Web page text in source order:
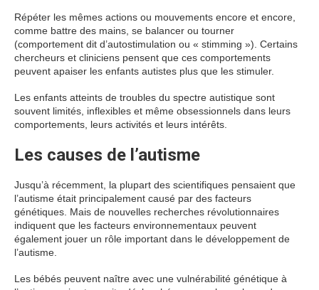
Répéter les mêmes actions ou mouvements encore et encore,
comme battre des mains, se balancer ou tourner
(comportement dit d’autostimulation ou « stimming »). Certains
chercheurs et cliniciens pensent que ces comportements
peuvent apaiser les enfants autistes plus que les stimuler.
Les enfants atteints de troubles du spectre autistique sont
souvent limités, inflexibles et même obsessionnels dans leurs
comportements, leurs activités et leurs intérêts.
Les causes de l’autisme
Jusqu’à récemment, la plupart des scientifiques pensaient que
l’autisme était principalement causé par des facteurs
génétiques. Mais de nouvelles recherches révolutionnaires
indiquent que les facteurs environnementaux peuvent
également jouer un rôle important dans le développement de
l’autisme.
Les bébés peuvent naître avec une vulnérabilité génétique à